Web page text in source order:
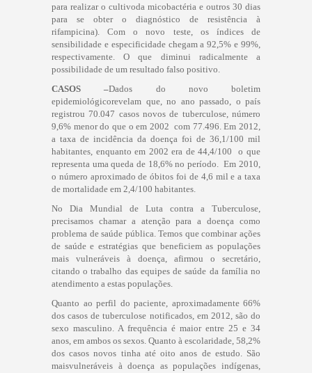
para realizar o cultivoda micobactéria e outros 30 dias
para se obter o diagnóstico de resistência à
rifampicina). Com o novo teste, os índices de
sensibilidade e especificidade chegam a 92,5% e 99%,
respectivamente. O que diminui radicalmente a
possibilidade de um resultado falso positivo.
CASOS –Dados do novo boletim
epidemiológicorevelam que, no ano passado, o país
registrou 70.047 casos novos de tuberculose, número
9,6% menor do que o em 2002  com 77.496. Em 2012,
a taxa de incidência da doença foi de 36,1/100 mil
habitantes, enquanto em 2002 era de 44,4/100  o que
representa uma queda de 18,6% no período. Em 2010,
o número aproximado de óbitos foi de 4,6 mil e a taxa
de mortalidade em 2,4/100 habitantes.
No Dia Mundial de Luta contra a Tuberculose,
precisamos chamar a atenção para a doença como
problema de saúde pública. Temos que combinar ações
de saúde e estratégias que beneficiem as populações
mais vulneráveis à doença, afirmou o secretário,
citando o trabalho das equipes de saúde da família no
atendimento a estas populações.
Quanto ao perfil do paciente, aproximadamente 66%
dos casos de tuberculose notificados, em 2012, são do
sexo masculino. A frequência é maior entre 25 e 34
anos, em ambos os sexos. Quanto à escolaridade, 58,2%
dos casos novos tinha até oito anos de estudo. São
maisvulneráveis à doença as populações indígenas,